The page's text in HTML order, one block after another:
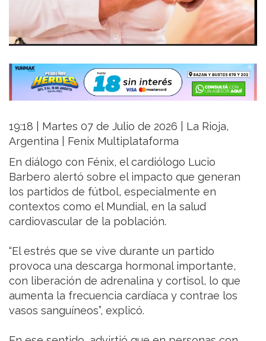
19:18 | Martes 07 de Julio de 2026 | La Rioja,
Argentina | Fenix Multiplataforma
En diálogo con Fénix, el cardiólogo Lucio
Barbero alertó sobre el impacto que generan
los partidos de fútbol, especialmente en
contextos como el Mundial, en la salud
cardiovascular de la población.
“El estrés que se vive durante un partido
provoca una descarga hormonal importante,
con liberación de adrenalina y cortisol, lo que
aumenta la frecuencia cardíaca y contrae los
vasos sanguíneos”, explicó.